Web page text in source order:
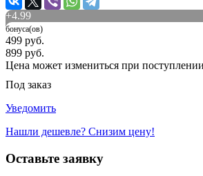
+4.99
бонуса(ов)
499 руб.
899 руб.
Цена может измениться при
Под заказ
Уведомить
Нашли дешевле? Снизим цену!
Оставьте заявку